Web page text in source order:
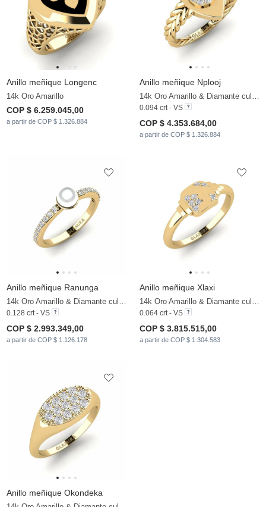
Anillo meñique Longenc
14k Oro Amarillo
COP $ 6.259.045,00
a partir de COP $ 1.326.884
Anillo meñique Nplooj
0.094 crt - VS
COP $ 4.353.684,00
a partir de COP $ 1.326.884
Anillo meñique Ranunga
0.128 crt - VS
COP $ 2.993.349,00
a partir de COP $ 1.126.178
Anillo meñique Xlaxi
0.064 crt - VS
COP $ 3.815.515,00
a partir de COP $ 1.304.583
Anillo meñique Okondeka